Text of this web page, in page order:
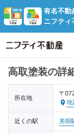
有名不動
ニフティ
高取塗装の詳
所在地
〒
地
近くの駅 美唄